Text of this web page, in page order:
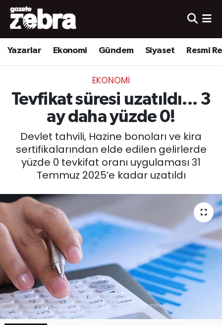
Yazarlar Ekonomi Gündem Siyaset Resmi
EKONOMI
Tevfikat süresi uzatıldı... 3
ay daha yüzde 0!
Devlet tahvili, Hazine bonoları ve kira
sertifikalarından elde edilen gelirlerde
yüzde 0 tevkifat oranı uygulaması 31
Temmuz 2025’e kadar uzatıldı
Yazarlar
Ekonomi
Yerel
Spor
Nöbetçi Eczaneler
Hava Durumu
Süper Lig Puan Durumu ve Fikstür
Tüm Manşetler
Son Dakika Haberleri